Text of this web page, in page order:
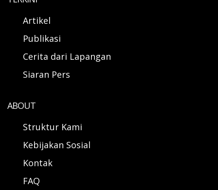
Artikel
Publikasi
Cerita dari Lapangan
Siaran Pers
ABOUT
Struktur Kami
Kebijakan Sosial
Kontak
FAQ